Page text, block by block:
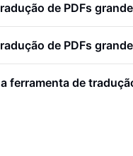
de PDFs
de PDFs
ferramenta de